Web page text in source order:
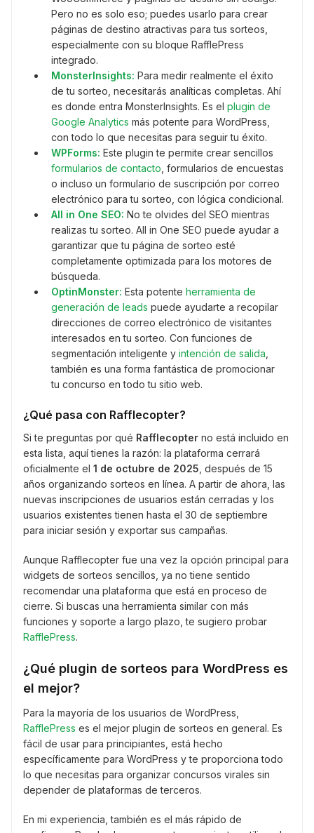
Pero no es solo eso; puedes usarlo para crear
páginas de destino atractivas para tus sorteos,
especialmente con su bloque RafflePress
integrado.
MonsterInsights: Para medir realmente el éxito
de tu sorteo, necesitarás analíticas completas. Ahí
es donde entra MonsterInsights. Es el plugin de
Google Analytics más potente para WordPress,
con todo lo que necesitas para seguir tu éxito.
WPForms: Este plugin te permite crear sencillos
formularios de contacto , formularios de encuestas
o incluso un formulario de suscripción por correo
electrónico para tu sorteo, con lógica condicional.
All in One SEO: No te olvides del SEO mientras
realizas tu sorteo. All in One SEO puede ayudar a
garantizar que tu página de sorteo esté
completamente optimizada para los motores de
búsqueda.
OptinMonster: Esta potente herramienta de
generación de leads puede ayudarte a recopilar
direcciones de correo electrónico de visitantes
interesados en tu sorteo. Con funciones de
segmentación inteligente y intención de salida
también es una forma fantástica de promocionar
tu concurso en todo tu sitio web.
¿Qué pasa con Rafflecopter?
Si te preguntas por qué Rafflecopter no está incluido en
esta lista, aquí tienes la razón: la plataforma cerrará
oficialmente el 1 de octubre de 2025 , después de 15
años organizando sorteos en línea. A partir de ahora, las
nuevas inscripciones de usuarios están cerradas y los
usuarios existentes tienen hasta el 30 de septiembre
para iniciar sesión y exportar sus campañas.
Aunque Rafflecopter fue una vez la opción principal para
widgets de sorteos sencillos, ya no tiene sentido
recomendar una plataforma que está en proceso de
cierre. Si buscas una herramienta similar con más
funciones y soporte a largo plazo, te sugiero probar
RafflePress.
¿Qué plugin de sorteos para WordPress es
el mejor?
Para la mayoría de los usuarios de WordPress,
RafflePress es el mejor plugin de sorteos en general. Es
fácil de usar para principiantes, está hecho
específicamente para WordPress y te proporciona todo
lo que necesitas para organizar concursos virales sin
depender de plataformas de terceros.
En mi experiencia, también es el más rápido de